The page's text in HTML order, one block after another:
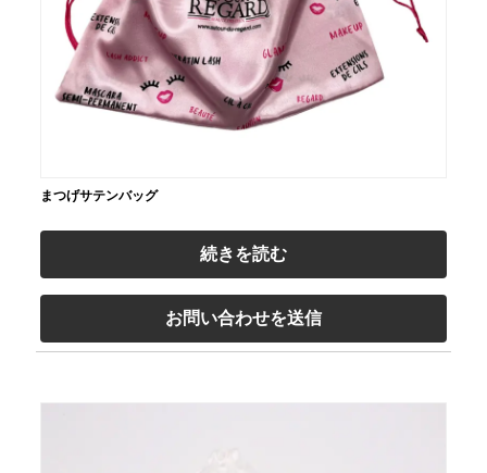
まつげサテンバッグ
続きを読む
お問い合わせを送信